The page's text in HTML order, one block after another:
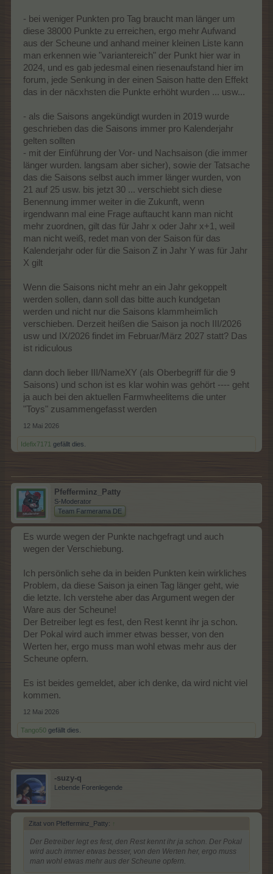
- bei weniger Punkten pro Tag braucht man länger um
diese 38000 Punkte zu erreichen, ergo mehr Aufwand
aus der Scheune und anhand meiner kleinen Liste kann
man erkennen wie "variantereich" der Punkt hier war in
2024, und es gab jedesmal einen riesenaufstand hier im
forum, jede Senkung in der einen Saison hatte den Effekt
das in der näcxhsten die Punkte erhöht wurden ... usw...
- als die Saisons angekündigt wurden in 2019 wurde
geschrieben das die Saisons immer pro Kalenderjahr
gelten sollten
- mit der Einführung der Vor- und Nachsaison (die immer
länger wurden. langsam aber sicher), sowie der Tatsache
das die Saisons selbst auch immer länger wurden, von
21 auf 25 usw. bis jetzt 30 ... verschiebt sich diese
Benennung immer weiter in die Zukunft, wenn
irgendwann mal eine Frage auftaucht kann man nicht
mehr zuordnen, gilt das für Jahr x oder Jahr x+1, weil
man nicht weiß, redet man von der Saison für das
Kalenderjahr oder für die Saison Z in Jahr Y was für Jahr
X gilt
Wenn die Saisons nicht mehr an ein Jahr gekoppelt
werden sollen, dann soll das bitte auch kundgetan
werden und nicht nur die Saisons klammheimlich
verschieben. Derzeit heißen die Saison ja noch III/2026
usw und IX/2026 findet im Februar/März 2027 statt? Das
ist ridiculous
dann doch lieber III/NameXY (als Oberbegriff für die 9
Saisons) und schon ist es klar wohin was gehört ---- geht
ja auch bei den aktuellen Farmwheelitems die unter
"Toys" zusammengefasst werden
12 Mai 2026
Idefix7171 gefällt dies.
Pfefferminz_Patty
S-Moderator
Team Farmerama DE
Es wurde wegen der Punkte nachgefragt und auch
wegen der Verschiebung.
Ich persönlich sehe da in beiden Punkten kein wirkliches
Problem, da diese Saison ja einen Tag länger geht, wie
die letzte. Ich verstehe aber das Argument wegen der
Ware aus der Scheune!
Der Betreiber legt es fest, den Rest kennt ihr ja schon.
Der Pokal wird auch immer etwas besser, von den
Werten her, ergo muss man wohl etwas mehr aus der
Scheune opfern.
Es ist beides gemeldet, aber ich denke, da wird nicht viel
kommen.
12 Mai 2026
Tango50 gefällt dies.
-suzy-q
Lebende Forenlegende
Zitat von Pfefferminz_Patty: ↑
Der Betreiber legt es fest, den Rest kennt ihr ja schon. Der Pokal
wird auch immer etwas besser, von den Werten her, ergo muss
man wohl etwas mehr aus der Scheune opfern.